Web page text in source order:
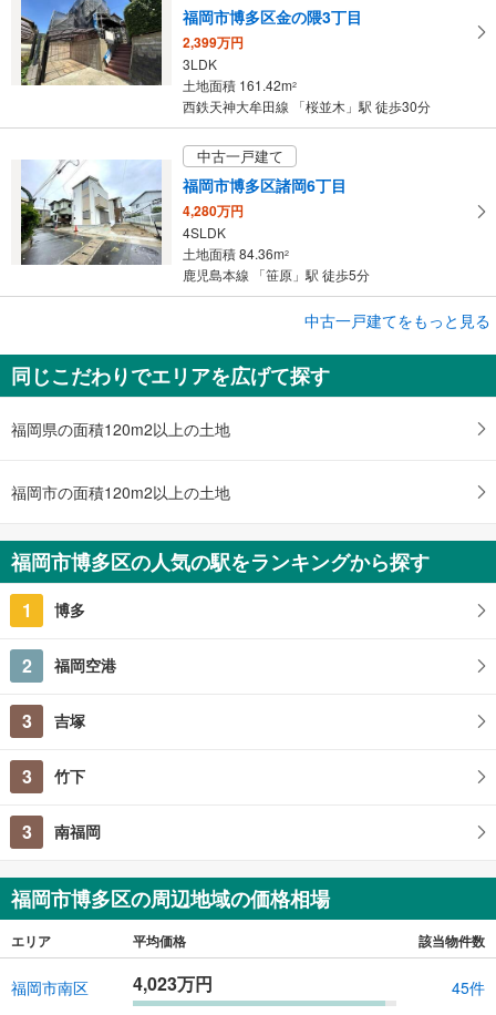
福岡市博多区金の隈3丁目
2,399万円
3LDK
土地面積 161.42m2
西鉄天神大牟田線 「桜並木」駅 徒歩30分
中古一戸建て
福岡市博多区諸岡6丁目
4,280万円
4SLDK
土地面積 84.36m2
鹿児島本線 「笹原」駅 徒歩5分
福岡市博多区新和町2丁目
9,800万円
1K
土地面積 241.18m
鹿児島本線 「南福岡」駅 徒歩9分
中古一戸建てをもっと見る
同じこだわりでエリアを広げて探す
福岡県の面積120m2以上の土地
福岡市の面積120m2以上の土地
福岡市博多区の人気の駅をランキングから探す
1 博多
2 福岡空港
3 吉塚
3 竹下
3 南福岡
福岡市博多区の周辺地域の価格相場
エリア 平均価格 該当物件数
福岡市南区 4,023万円 45件